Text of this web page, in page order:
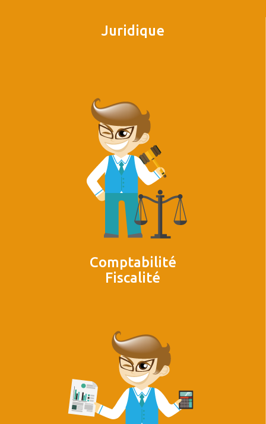
Juridique
Comptabilité
Fiscalité